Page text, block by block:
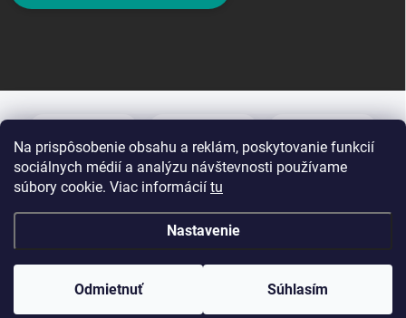
Na prispôsobenie obsahu a reklám, poskytovanie funkcií
sociálnych médií a analýzu návštevnosti používame
súbory cookie. Viac informácií tu
Nastavenie
Odmietnuť Súhlasím
Vytvoril Shoptet
Copyright 2026Cukrárske dekorácie. Všetky práva vyhradené.Upraviť